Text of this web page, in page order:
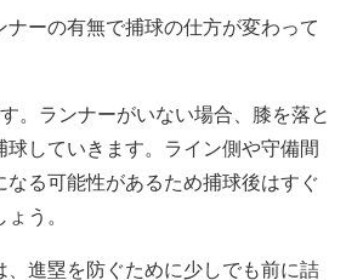
ナーの有無で捕球の仕方が変わって
。ランナーがいない場合、膝を落と
球していきます。ライン側や守備間
なる可能性があるため捕球後はすぐ
う。
、進塁を防ぐために少しでも前に詰